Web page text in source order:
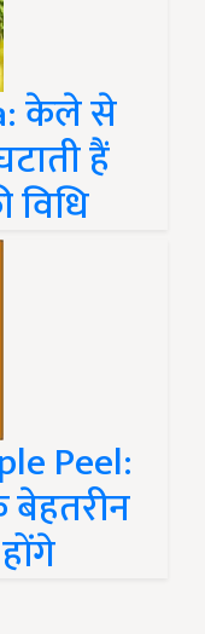
केले से
हैं
विधि
Peel: